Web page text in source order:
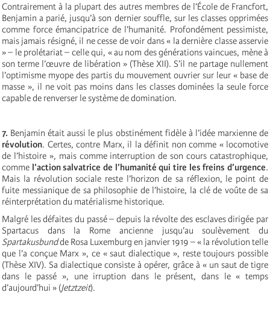
Contrairement à la plupart des autres membres de l’École de Francfort,
Benjamin a parié, jusqu’à son dernier souffle, sur les classes opprimées
comme force émancipatrice de l’humanité. Profondément pessimiste,
mais jamais résigné, il ne cesse de voir dans « la dernière classe asservie
» – le prolétariat – celle qui, « au nom des générations vaincues, mène à
son terme l’œuvre de libération » (Thèse XII). S’il ne partage nullement
l’optimisme myope des partis du mouvement ouvrier sur leur « base de
masse », il ne voit pas moins dans les classes dominées la seule force
capable de renverser le système de domination.
7. Benjamin était aussi le plus obstinément fidèle à l’idée marxienne de
révolution. Certes, contre Marx, il la définit non comme « locomotive
de l’histoire », mais comme interruption de son cours catastrophique,
comme l’action salvatrice de l’humanité qui tire les freins d’urgence.
Mais la révolution sociale reste l’horizon de sa réflexion, le point de
fuite messianique de sa philosophie de l’histoire, la clé de voûte de sa
réinterprétation du matérialisme historique.
Malgré les défaites du passé – depuis la révolte des esclaves dirigée par
Spartacus dans la Rome ancienne jusqu’au soulèvement du
Spartakusbundde Rosa Luxemburg en janvier 1919 – « la révolution telle
que l’a conçue Marx », ce « saut dialectique », reste toujours possible
(Thèse XIV). Sa dialectique consiste à opérer, grâce à « un saut de tigre
dans le passé », une irruption dans le présent, dans le « temps
d’aujourd’hui » (Jetztzeit).